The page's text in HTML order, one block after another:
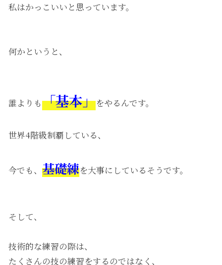
私はかっこいいと思っています。
何かというと、
誰よりも「基本」をやるんです。
世界4階級制覇している、
今でも、 基礎練を大事にしているそうです。
そして、
技術的な練習の際は、
たくさんの技の練習をするのではなく、